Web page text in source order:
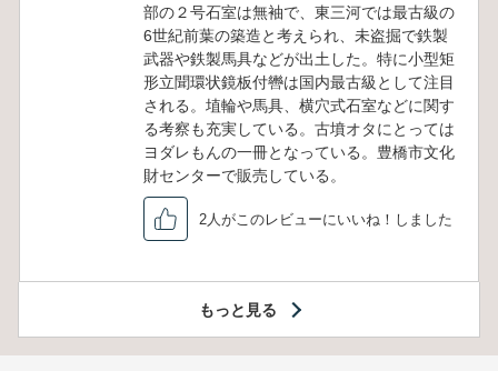
部の２号石室は無袖で、東三河では最古級の
6世紀前葉の築造と考えられ、未盗掘で鉄製
武器や鉄製馬具などが出土した。特に小型矩
形立聞環状鏡板付轡は国内最古級として注目
される。埴輪や馬具、横穴式石室などに関す
る考察も充実している。古墳オタにとっては
ヨダレもんの一冊となっている。豊橋市文化
財センターで販売している。
2人がこのレビューにいいね！しました
もっと見る